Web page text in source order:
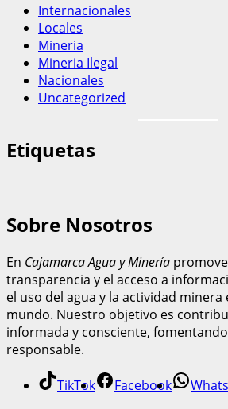
Internacionales
Locales
Mineria
Mineria Ilegal
Nacionales
Uncategorized
Etiquetas
Sobre Nosotros
En Cajamarca Agua y Minería
transparencia y el acceso a
el uso del agua y la actividad minera
mundo. Nuestro objetivo es
informada y consciente,
responsable.
TikTok Facebook